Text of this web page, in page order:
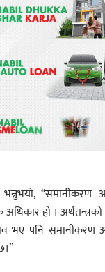
भन्नुभयो,
हो ।
भए पनि समानीकरण